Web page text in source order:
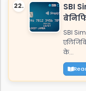
22.
SBI
SBI
के...